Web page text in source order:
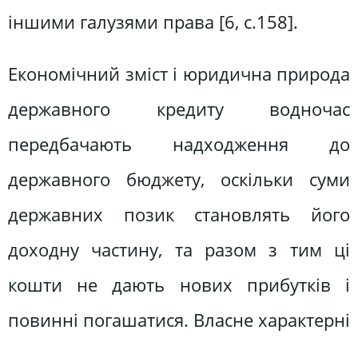
іншими галузями права [6, с.158].
Економічний зміст і юридична природа
державного кредиту водночас
передбачають надходження до
державного бюджету, оскільки суми
державних позик становлять його
доходну частину, та разом з тим ці
кошти не дають нових прибутків і
повинні погашатися. Власне характерні